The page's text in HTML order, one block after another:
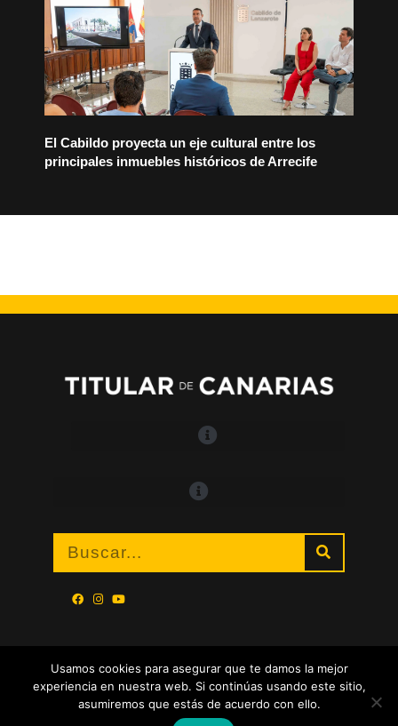
El Cabildo proyecta un eje cultural entre los
principales inmuebles históricos de Arrecife
Usamos cookies para asegurar que te damos la mejor
experiencia en nuestra web. Si continúas usando este sitio,
asumiremos que estás de acuerdo con ello.